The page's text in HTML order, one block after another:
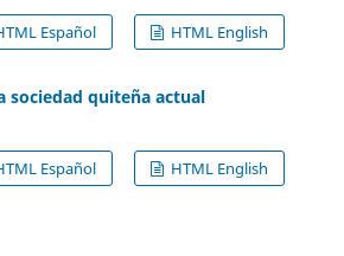
Español HTML English
sociedad quiteña actual
Español HTML English